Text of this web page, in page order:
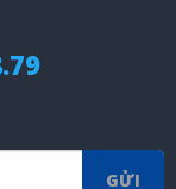
GỬI